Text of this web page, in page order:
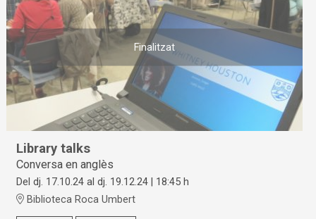
Finalitzat
Library talks
Conversa en anglès
Del dj. 17.10.24 al dj. 19.12.24 | 18:45 h
Biblioteca Roca Umbert